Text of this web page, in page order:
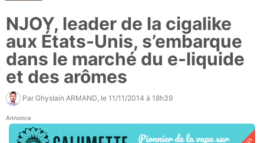
NJOY, leader de la cigalike
aux États-Unis, s’embarque
dans le marché du e-liquide
et des arômes
Par Ghyslain ARMAND , le 11/11/2014 à 18h39
Annonce